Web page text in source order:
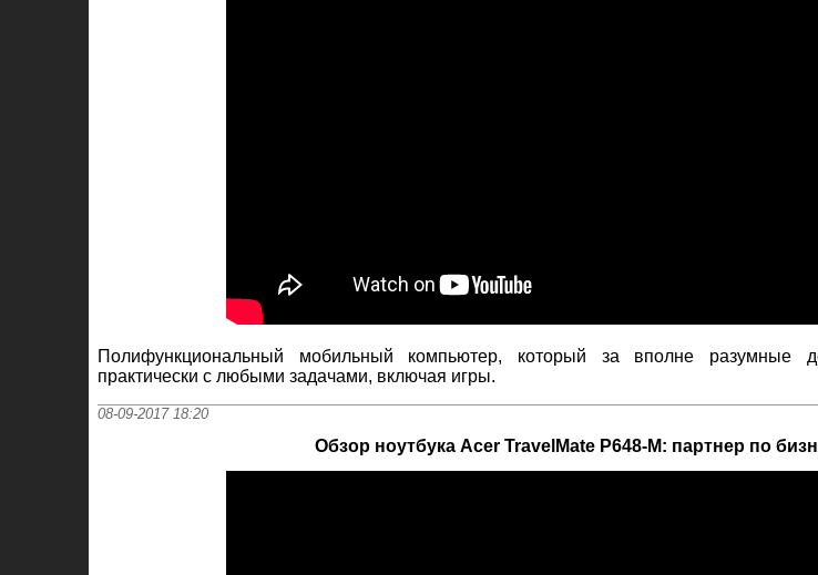
Полифункциональный мобильный компьютер, который за вполне разумные
практически с любыми задачами, включая игры.
08-09-2017 18:20
Обзор ноутбука Acer TravelMate P648-M: партнер по